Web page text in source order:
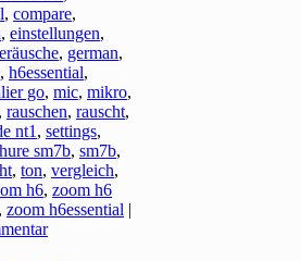
,compare,
,einstellungen,
, german,
,h6essential,
go,mic,mikro,
rauschen,rauscht,
nt1 ,settings,
sm7b,sm7b,
,ton,vergleich,
h6,zoom h6
,zoom h6essential |